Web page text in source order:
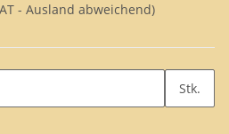
- Ausland abweichend)
Stk.